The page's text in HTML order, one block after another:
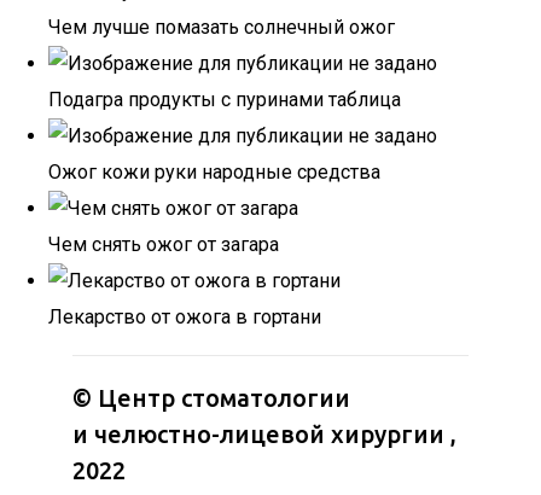
Чем лучше помазать солнечный ожог
Подагра продукты с пуринами таблица
Ожог кожи руки народные средства
Чем снять ожог от загара
Лекарство от ожога в гортани
© Центр стоматологии
и челюстно-лицевой хирургии ,
2022